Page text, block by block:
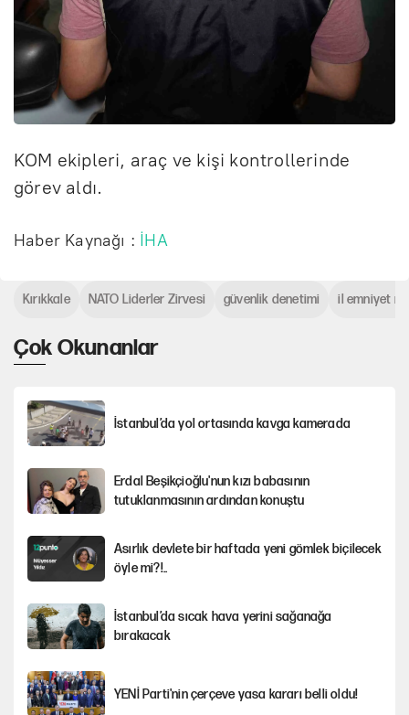
KOM ekipleri, araç ve kişi kontrollerinde
görev aldı.
Haber Kaynağı : İHA
Çok Okunanlar
İstanbul’da yol ortasında kavga kamerada
Erdal Beşikçioğlu'nun kızı babasının
tutuklanmasının ardından konuştu
Asırlık devlete bir haftada yeni gömlek biçilecek
öyle mi?!..
İstanbul’da sıcak hava yerini sağanağa
bırakacak
YENİ Parti'nin çerçeve yasa kararı belli oldu!
Kırıkkale NATO Liderler Zirvesi güvenlik denetimi il emniyet